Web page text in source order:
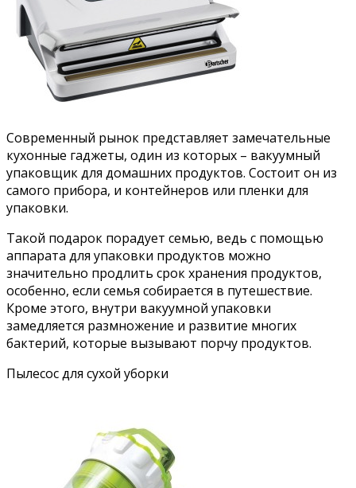
Современный рынок представляет замечательные
кухонные гаджеты, один из которых – вакуумный
упаковщик для домашних продуктов. Состоит он из
самого прибора, и контейнеров или пленки для
упаковки.
Такой подарок порадует семью, ведь с помощью
аппарата для упаковки продуктов можно
значительно продлить срок хранения продуктов,
особенно, если семья собирается в путешествие.
Кроме этого, внутри вакуумной упаковки
замедляется размножение и развитие многих
бактерий, которые вызывают порчу продуктов.
Пылесос для сухой уборки